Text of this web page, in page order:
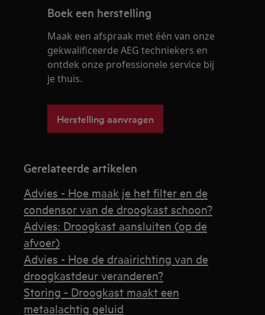
Boek een herstelling
Maak een afspraak met één van onze
gekwalificeerde AEG techniekers en
ontdek onze professionele service bij
je thuis.
Herstelling aanvragen
Gerelateerde artikelen
Advies - Hoe maak je het filter en de
condensor van de droogkast schoon?
Advies: Droogkast aansluiten (op de
afvoer)
Advies - Hoe de draairichting van de
droogkastdeur veranderen?
Storing - Droogkast maakt een
metaalachtig geluid